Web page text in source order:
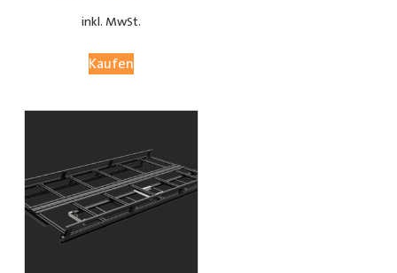
(je nach Fahrzeugmodell, sind nur die jeweils möglichen
Fensterteile:
inkl. MwSt.
Kaufen